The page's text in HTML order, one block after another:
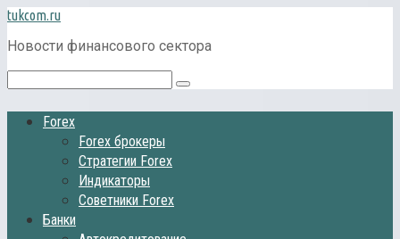
Перейти
к
контенту
tukcom.ru
Новости финансового сектора
Поиск:
Forex
Forex брокеры
Стратегии Forex
Индикаторы
Советники Forex
Банки